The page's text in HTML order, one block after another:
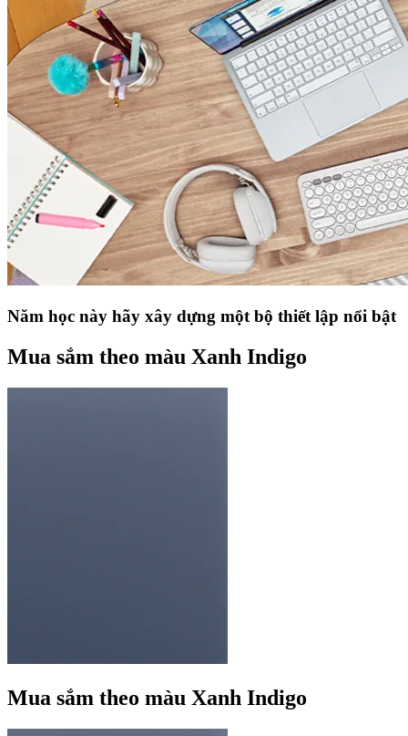
Năm học này hãy xây dựng một bộ thiết lập nổi bật
Mua sắm theo màu Xanh Indigo
Mua sắm theo màu Xanh Indigo